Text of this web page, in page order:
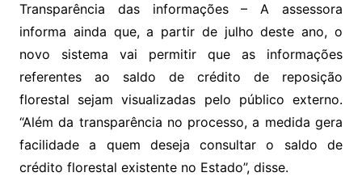
Transparência das informações – A assessora
informa ainda que, a partir de julho deste ano, o
novo sistema vai permitir que as informações
referentes ao saldo de crédito de reposição
florestal sejam visualizadas pelo público externo.
“Além da transparência no processo, a medida gera
facilidade a quem deseja consultar o saldo de
crédito florestal existente no Estado”, disse.